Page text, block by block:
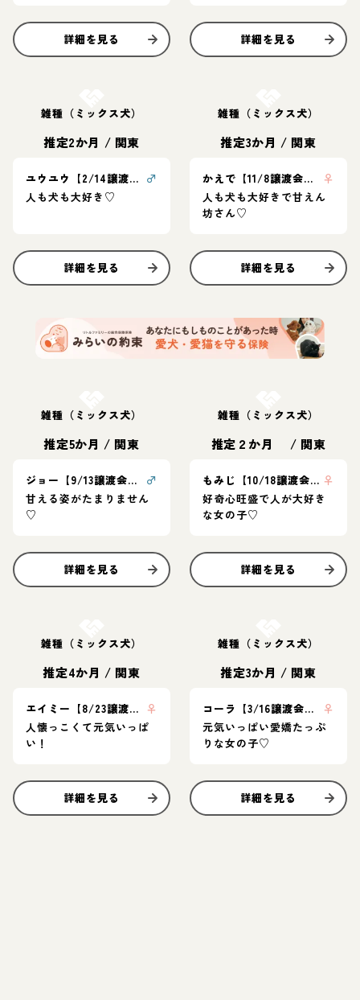
詳細を見る 詳細を見る
雑種（ミックス犬）
推定2か月 / 関東
ユウユウ【2/14譲渡会！】 ♂
人も犬も大好き♡
詳細を見る
雑種（ミックス犬）
推定3か月 / 関東
かえで【11/8譲渡会！】
♀
人も犬も大好きで甘えん
坊さん♡
詳細を見る
雑種（ミックス犬）
推定5か月 / 関東
ジョー【9/13譲渡会！】
♂
甘える姿がたまりません
♡
詳細を見る
雑種（ミックス犬）
推定２か月 / 関東
もみじ【10/18譲渡会！】 ♀
好奇心旺盛で人が大好き
な女の子♡
詳細を見る
雑種（ミックス犬）
推定4か月 / 関東
エイミー【8/23譲渡会！】
♀
人懐っこくて元気いっぱ
い！
詳細を見る
雑種（ミックス犬）
推定3か月 / 関東
コーラ【3/16譲渡会！】
♀
元気いっぱい愛嬌たっぷ
りな女の子♡
詳細を見る